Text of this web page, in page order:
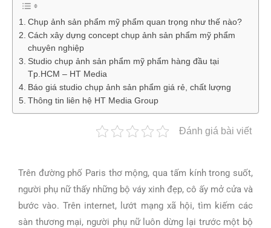
Chụp ảnh sản phẩm mỹ phẩm quan trọng như thế nào?
Cách xây dựng concept chụp ảnh sản phẩm mỹ phẩm
chuyên nghiệp
Studio chụp ảnh sản phẩm mỹ phẩm hàng đầu tại
Tp.HCM – HT Media
Báo giá studio chụp ảnh sản phẩm giá rẻ, chất lượng
Thông tin liên hệ HT Media Group
Đánh giá bài viết
Trên đường phố Paris thơ mộng, qua tấm kính trong suốt,
người phụ nữ thấy những bộ váy xinh đẹp, cô ấy mở cửa và
bước vào. Trên internet, lướt mạng xã hội, tìm kiếm các
sàn thương mại, người phụ nữ luôn dừng lại trước một bộ